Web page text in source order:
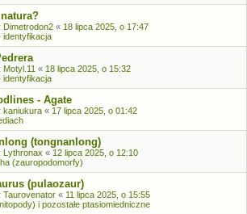
Dimetrodon2 « 18 lipca 2025, o 17:47
identyfikacja
Motyl.11 « 18 lipca 2025, o 15:32
identyfikacja
- Agate
kaniukura « 17 lipca 2025, o 01:42
(tongnanlong)
Lythronax « 12 lipca 2025, o 12:10
(zauropodomorfy)
(pulaozaur)
Taurovenator « 11 lipca 2025, o 15:55
i pozostałe ptasiomiedniczne